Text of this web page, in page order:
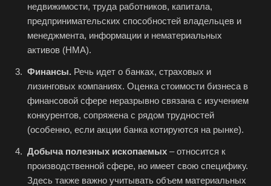
недвижимости, труда работников, капитала,
предпринимательских способностей владельцев и
менеджмента, информации и нематериальных
активов (НМА).
Финансы. Речь идет о банках, страховых и
лизинговых компаниях. Оценка стоимости бизнеса в
финансовой сфере неразрывно связана с изучением
конкурентов, сопряжена с рядом трудностей
(особенно, если акции банка котируются на рынке).
Добыча полезных ископаемых – относится к
производственной сфере, но имеет свою специфику.
Здесь также важно учитывать объем материальных
Ахтубинск
Ачинск
Балаково
Балашиха
Барабинск
Барнаул